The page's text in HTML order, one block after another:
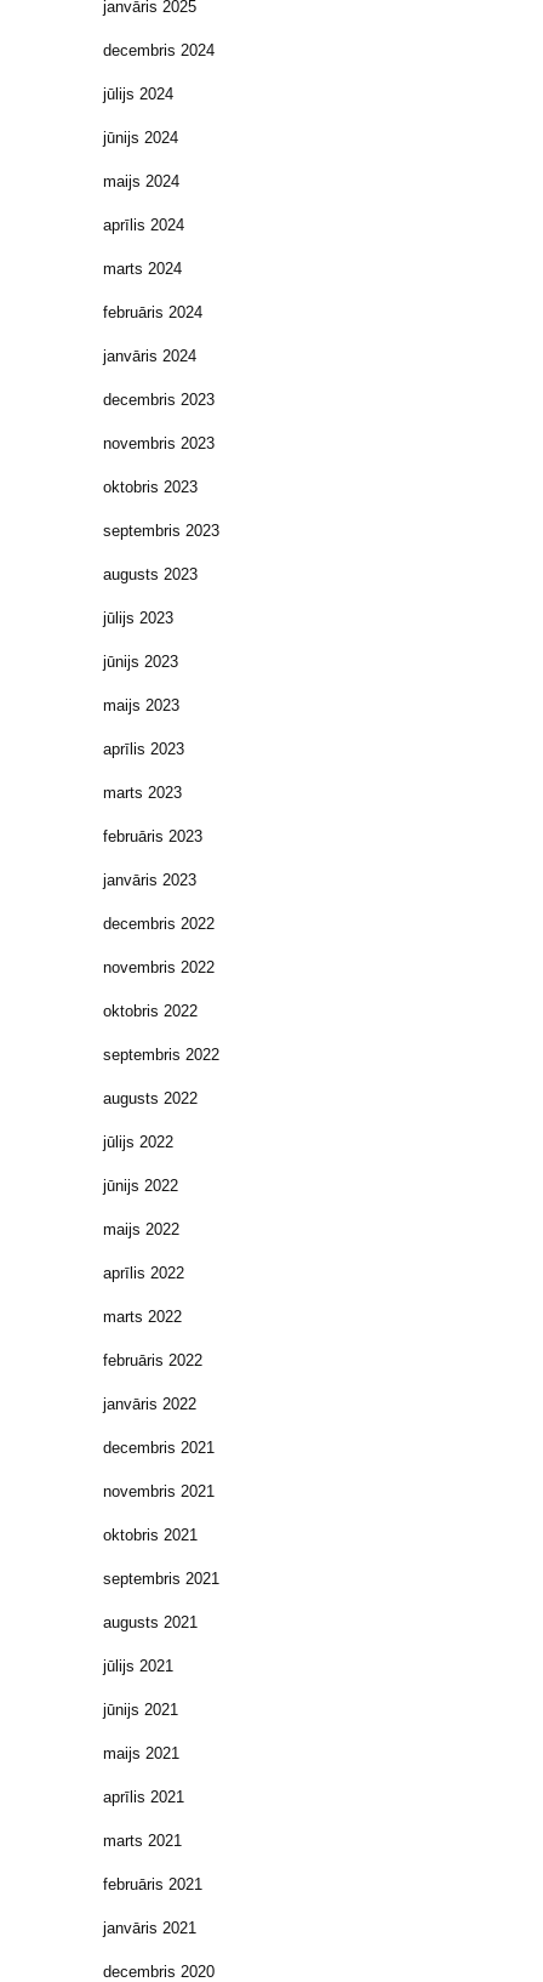
janvāris 2025
decembris 2024
jūlijs 2024
jūnijs 2024
maijs 2024
aprīlis 2024
marts 2024
februāris 2024
janvāris 2024
decembris 2023
novembris 2023
oktobris 2023
septembris 2023
augusts 2023
jūlijs 2023
jūnijs 2023
maijs 2023
aprīlis 2023
marts 2023
februāris 2023
janvāris 2023
decembris 2022
novembris 2022
oktobris 2022
septembris 2022
augusts 2022
jūlijs 2022
jūnijs 2022
maijs 2022
aprīlis 2022
marts 2022
februāris 2022
janvāris 2022
decembris 2021
novembris 2021
oktobris 2021
septembris 2021
augusts 2021
jūlijs 2021
jūnijs 2021
maijs 2021
aprīlis 2021
marts 2021
februāris 2021
janvāris 2021
decembris 2020